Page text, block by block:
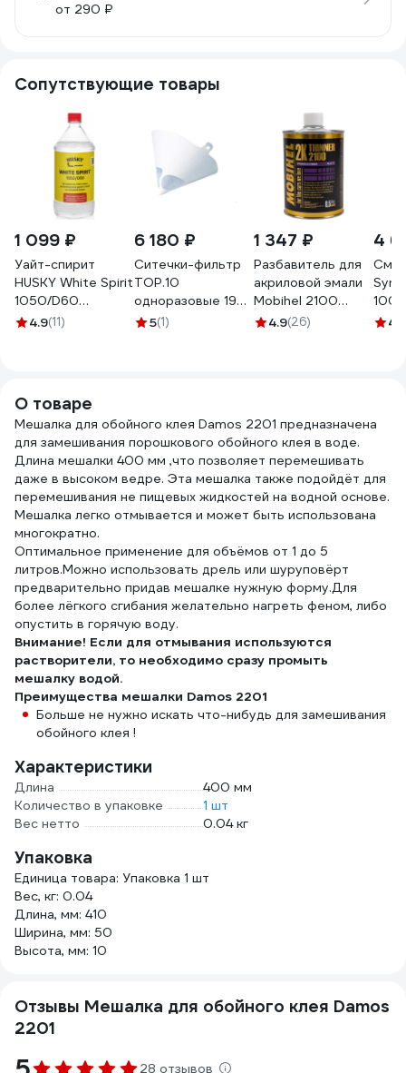
от 290 ₽
Сопутствующие товары
1 099 ₽
Уайт-спирит
HUSKY White Spirit
1050/D60
высокоочищенный,
4.9(11)
6 180 ₽
Ситечки-фильтр
TOP.10
одноразовые 190
мкм 10.502.0190
5(1)
1 347 ₽
Разбавитель для
акриловой эмали
Mobihel 2100
(банка; 500 мл)
4.9(26)
4
1005
4.6
О товаре
Мешалка для обойного клея Damos 2201 предназначена
для замешивания порошкового обойного клея в воде.
Длина мешалки 400 мм ,что позволяет перемешивать
даже в высоком ведре. Эта мешалка также подойдёт для
перемешивания не пищевых жидкостей на водной основе.
Мешалка легко отмывается и может быть использована
многократно.
Оптимальное применение для объёмов от 1 до 5
литров.Можно использовать дрель или шуруповёрт
предварительно придав мешалке нужную форму.Для
более лёгкого сгибания желательно нагреть феном, либо
опустить в горячую воду.
Внимание! Если для отмывания используются
растворители, то необходимо сразу промыть
мешалку водой.
Преимущества мешалки Damos 2201
Больше не нужно искать что-нибудь для замешивания
обойного клея !
Характеристики
Длина
400 мм
Количество в упаковке
1 шт
Вес нетто
0.04 кг
Упаковка
Единица товара: Упаковка 1 шт
Вес, кг: 0.04
Длина, мм: 410
Ширина, мм: 50
Высота, мм: 10
Отзывы Мешалка для обойного клея Damos
2201
28 отзывов